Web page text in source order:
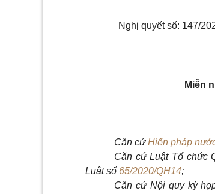
Nghị quyết số: 147/
Miễn
Căn cứHiến pháp
Căn cứLuật Tổ chức
Luật số 65/2020/QH14;
Căn cứ Nội quy kỳ